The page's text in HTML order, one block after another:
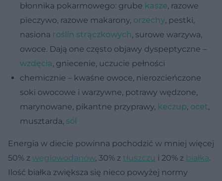
błonnika pokarmowego: grube kasze, razowe
pieczywo, razowe makarony, orzechy, pestki,
nasiona roślin strączkowych, surowe warzywa,
owoce. Dają one często objawy dyspeptyczne –
wzdęcia, gniecenie, uczucie pełności
chemicznie – kwaśne owoce, nierozcieńczone
soki owocowe i warzywne, potrawy wędzone,
marynowane, pikantne przyprawy, keczup, ocet,
musztarda, sól
Energia w diecie powinna pochodzić w mniej więcej
50% z węglowodanów, 30% z tłuszczu i 20% z białka.
Ilość białka zwiększa się nieco powyżej normy